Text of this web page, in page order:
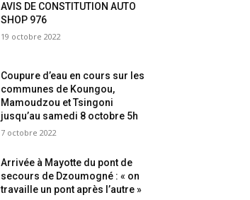
AVIS DE CONSTITUTION AUTO
SHOP 976
19 octobre 2022
Coupure d’eau en cours sur les
communes de Koungou,
Mamoudzou et Tsingoni
jusqu’au samedi 8 octobre 5h
7 octobre 2022
Arrivée à Mayotte du pont de
secours de Dzoumogné : « on
travaille un pont après l’autre »